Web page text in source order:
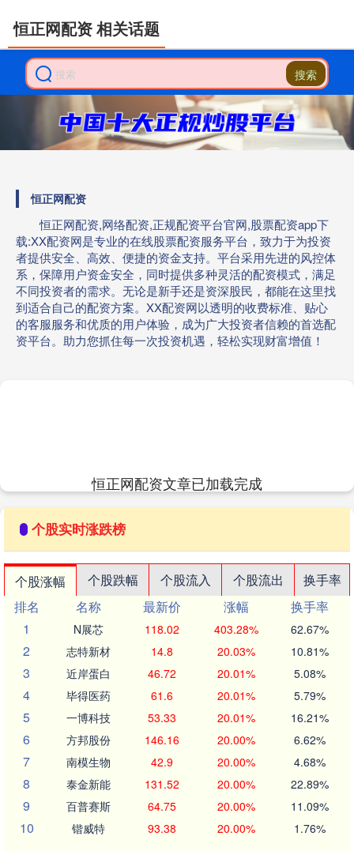
搜索
恒正网配资
恒正网配资,网络配资,正规配资平台官网,股票配资app下
载:XX配资网是专业的在线股票配资服务平台，致力于为投资
者提供安全、高效、便捷的资金支持。平台采用先进的风控体
系，保障用户资金安全，同时提供多种灵活的配资模式，满足
不同投资者的需求。无论是新手还是资深股民，都能在这里找
到适合自己的配资方案。XX配资网以透明的收费标准、贴心
的客服服务和优质的用户体验，成为广大投资者信赖的首选配
资平台。助力您抓住每一次投资机遇，轻松实现财富增值！
恒正网配资 相关话题
恒正网配资文章已加载完成
个股实时涨跌榜
个股涨幅 个股跌幅 个股流入 个股流出
换手率
排名
名称 最新价 涨幅
换手率
1
N展芯 118.02 403.28% 62.67%
2 志特新材 14.8 20.03% 10.81%
3 近岸蛋白 46.72 20.01% 5.08%
4 毕得医药 61.6 20.01% 5.79%
5 一博科技 53.33 20.01% 16.21%
6 方邦股份 146.16 20.00% 6.62%
7 南模生物 42.9 20.00% 4.68%
8 泰金新能 131.52 20.00% 22.89%
9 百普赛斯 64.75 20.00% 11.09%
10 锴威特 93.38 20.00% 1.76%